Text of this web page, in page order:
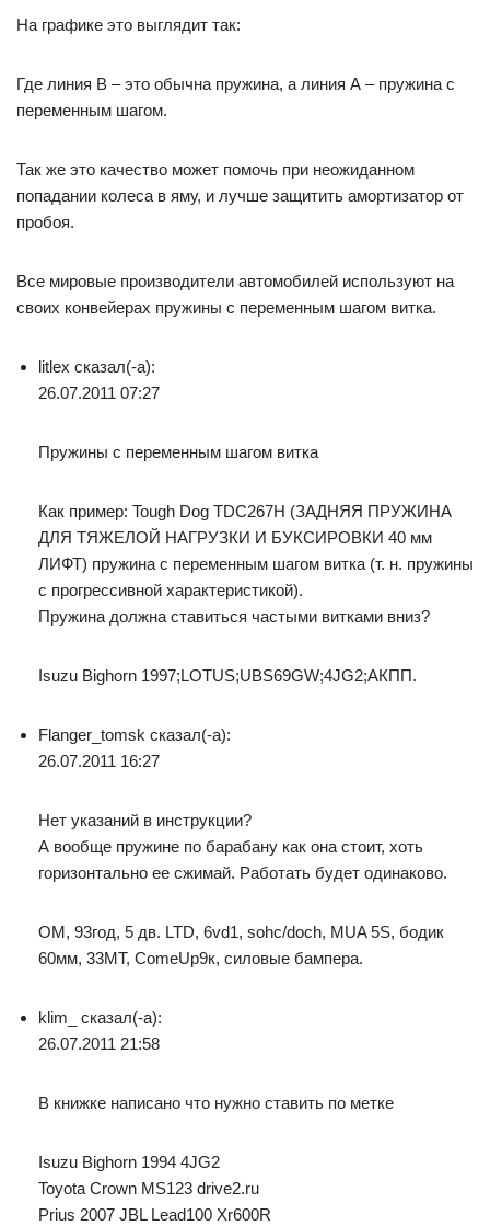
На графике это выглядит так:
Где линия В – это обычна пружина, а линия А – пружина с
переменным шагом.
Так же это качество может помочь при неожиданном
попадании колеса в яму, и лучше защитить амортизатор от
пробоя.
Все мировые производители автомобилей используют на
своих конвейерах пружины с переменным шагом витка.
litlex сказал(-а):
26.07.2011 07:27
Пружины с переменным шагом витка
Как пример: Tough Dog TDC267H (ЗАДНЯЯ ПРУЖИНА
ДЛЯ ТЯЖЕЛОЙ НАГРУЗКИ И БУКСИРОВКИ 40 мм
ЛИФТ) пружина с переменным шагом витка (т. н. пружины
с прогрессивной характеристикой).
Пружина должна ставиться частыми витками вниз?
Isuzu Bighorn 1997;LOTUS;UBS69GW;4JG2;АКПП.
Flanger_tomsk сказал(-а):
26.07.2011 16:27
Нет указаний в инструкции?
А вообще пружине по барабану как она стоит, хоть
горизонтально ее сжимай. Работать будет одинаково.
ОМ, 93год, 5 дв. LTD, 6vd1, sohc/doch, MUA 5S, бодик
60мм, 33МТ, ComeUp9к, силовые бампера.
klim_ сказал(-а):
26.07.2011 21:58
В книжке написано что нужно ставить по метке
Isuzu Bighorn 1994 4JG2
Toyota Crown MS123 drive2.ru
Prius 2007 JBL Lead100 Xr600R